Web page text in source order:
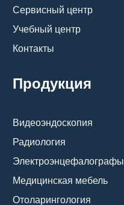
Сервисный центр
Учебный центр
Контакты
Продукция
Видеоэндоскопия
Радиология
Электроэнцефалографы
Медицинская мебель
Отоларингология